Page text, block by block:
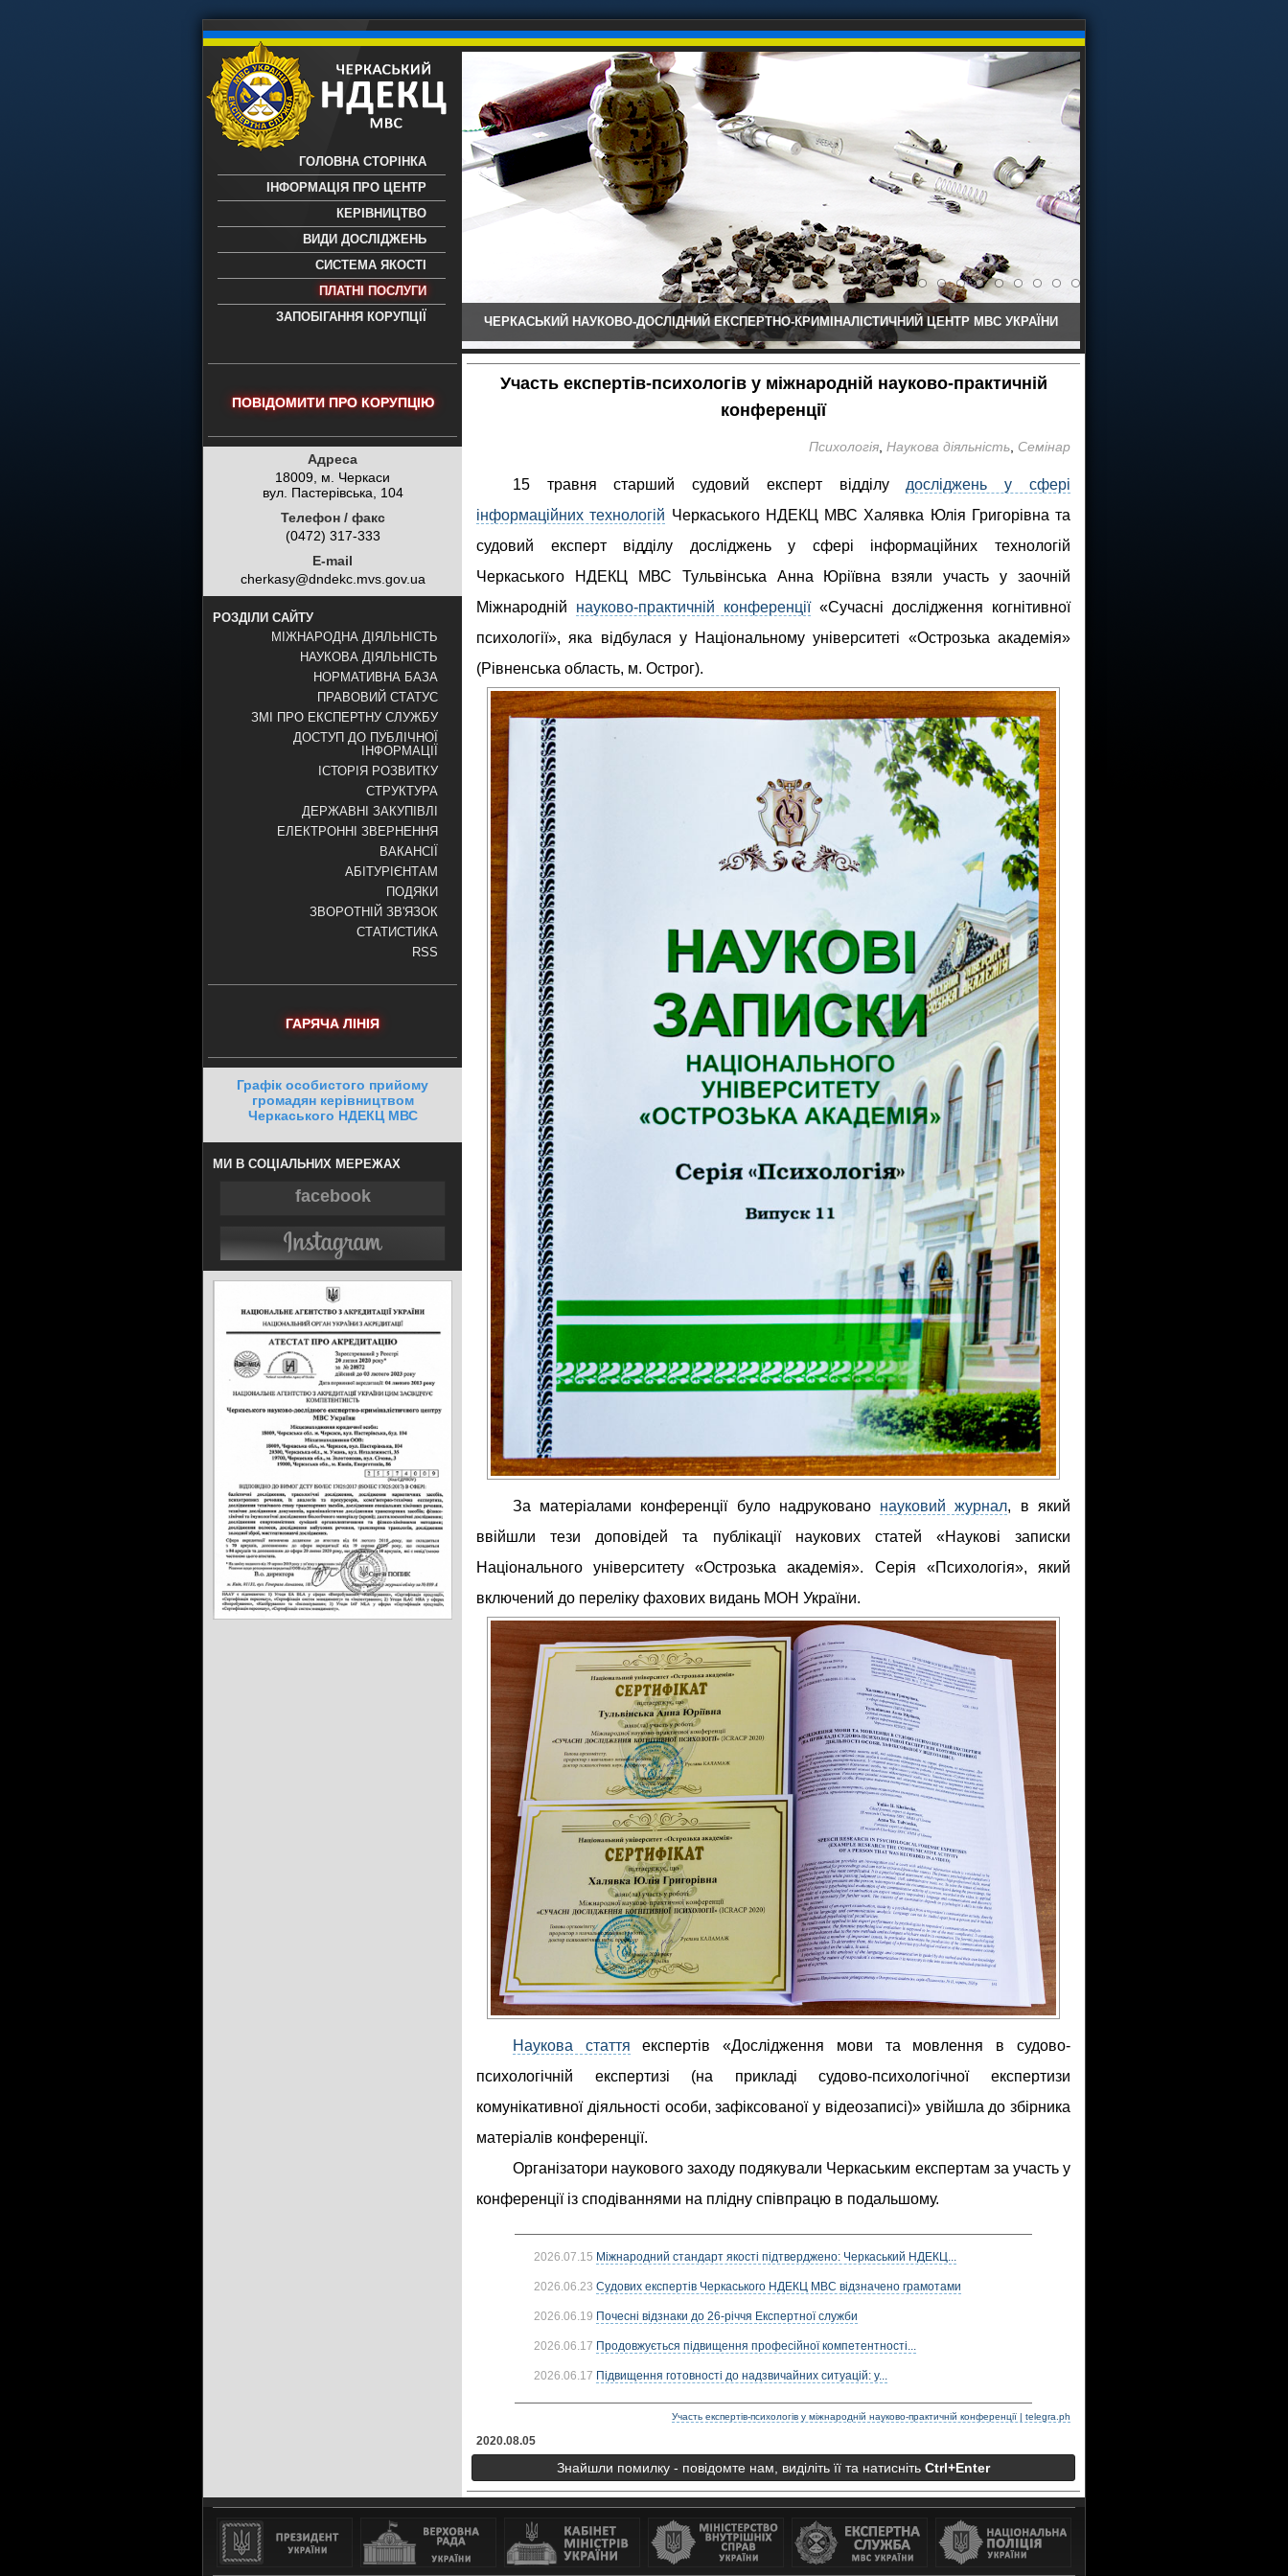
науково-дослідний експертно-
- проведення всих видів судових
експертиз
ГОЛОВНА СТОРІНКА
ІНФОРМАЦІЯ ПРО ЦЕНТР
КЕРІВНИЦТВО
ВИДИ ДОСЛІДЖЕНЬ
СИСТЕМА ЯКОСТІ
ПЛАТНІ ПОСЛУГИ
ЗАПОБІГАННЯ КОРУПЦІЇ
ЧЕРКАСЬКИЙ НАУКОВО-ДОСЛІДНИЙ ЕКСПЕРТНО-КРИМІНАЛІСТИЧНИЙ ЦЕНТР МВС УКРАЇНИ
ПОВІДОМИТИ ПРО КОРУПЦІЮ
Адреса
18009, м. Черкаси
вул. Пастерівська, 104
Телефон / факс
(0472) 317-333
E-mail
cherkasy@dndekc.mvs.gov.ua
РОЗДІЛИ САЙТУ
МІЖНАРОДНА ДІЯЛЬНІСТЬ
НАУКОВА ДІЯЛЬНІСТЬ
НОРМАТИВНА БАЗА
ПРАВОВИЙ СТАТУС
ЗМІ ПРО ЕКСПЕРТНУ СЛУЖБУ
ДОСТУП ДО ПУБЛІЧНОЇ
ІНФОРМАЦІЇ
ІСТОРІЯ РОЗВИТКУ
СТРУКТУРА
ДЕРЖАВНІ ЗАКУПІВЛІ
ЕЛЕКТРОННІ ЗВЕРНЕННЯ
ВАКАНСІЇ
АБІТУРІЄНТАМ
ПОДЯКИ
ЗВОРОТНІЙ ЗВ'ЯЗОК
СТАТИСТИКА
RSS
ГАРЯЧА ЛІНІЯ
Графік особистого прийому
громадян керівництвом
Черкаського НДЕКЦ МВС
МИ В СОЦІАЛЬНИХ МЕРЕЖАХ
facebook
Участь експертів-психологів у міжнародній науково-практичній
конференції
Психологія Наукова діяльність Семінар
15 травня старший судовий експерт відділу досліджень у сфері
інформаційних технологій Черкаського НДЕКЦ МВС Халявка Юлія Григорівна та
судовий експерт відділу досліджень у сфері інформаційних технологій
Черкаського НДЕКЦ МВС Тульвінська Анна Юріївна взяли участь у заочній
Міжнародній науково-практичній конференції«Сучасні дослідження когнітивної
психології», яка відбулася у Національному університеті «Острозька академія»
(Рівненська область, м. Острог).
За матеріалами конференції було надруковано науковий журнал, в який
ввійшли тези доповідей та публікації наукових статей «Наукові записки
Національного університету «Острозька академія». Серія «Психологія», який
включений до переліку фахових видань МОН України.
Наукова стаття експертів «Дослідження мови та мовлення в судово-
психологічній експертизі (на прикладі судово-психологічної експертизи
комунікативної діяльності особи, зафіксованої у відеозаписі)» увійшла до збірника
матеріалів конференції.
Організатори наукового заходу подякували Черкаським експертам за участь у
конференції із сподіваннями на плідну співпрацю в подальшому.
2026.07.15 Міжнародний стандарт якості підтверджено: Черкаський НДЕКЦ...
2026.06.23 Судових експертів Черкаського НДЕКЦ МВС відзначено грамотами
2026.06.19 Почесні відзнаки до 26-річчя Експертної служби
2026.06.17 Продовжується підвищення професійної компетентності...
2026.06.17 Підвищення готовності до надзвичайних ситуацій: у...
2020.08.05
Участь експертів-психологів у міжнародній науково-практичній конференції | telegra.ph
Знайшли помилку - повідомте нам, виділіть її та натисніть Ctrl+Enter